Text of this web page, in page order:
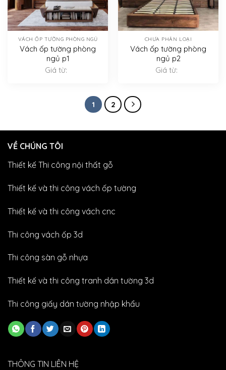
VÁCH ỐP TƯỜNG PHÒNG NGỦ
Vách ốp tường phòng
ngủ p1
Giá từ:
CHƯA PHÂN LOẠI
Vách ốp tường phòng
ngủ p2
Giá từ:
1 2
VỀ CHÚNG TÔI
Thiết kế Thi công nội thất gỗ
Thiết kế và thi công vách ốp tường
Thiết kế và thi công vách cnc
Thi công vách ốp 3d
Thi công sàn gỗ nhựa
Thiết kế và thi công tranh dán tường 3d
Thi công giấy dán tường nhập khẩu
THÔNG TIN LIÊN HỆ